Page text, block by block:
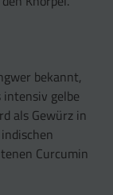
bekannt,
intensiv gelbe
als Gewürz in
Curcumin